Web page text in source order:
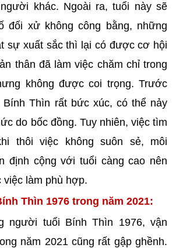
khác. Ngoài ra, tuổi này sẽ
đối xử không công bằng, những
sự xuất sắc thì lại có được cơ hội
thân đã làm việc chăm chỉ trong
không được coi trọng. Trước
Bính Thìn rất bức xúc, có thể nảy
do bốc đồng. Tuy nhiên, việc tìm
thôi việc không suôn sẻ, môi
định cộng với tuổi càng cao nên
làm phù hợp.
Thìn 1976 trong năm 2021:
người tuổi Bính Thìn 1976, vận
năm 2021 cũng rất gập ghềnh.